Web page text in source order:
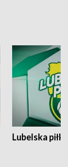
Lubelska piłka